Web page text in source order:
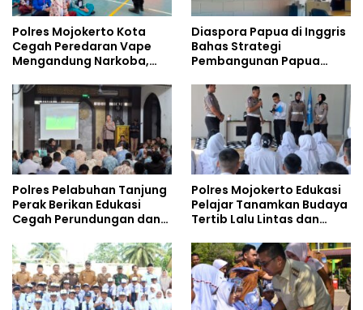
Polres Mojokerto Kota
Cegah Peredaran Vape
Mengandung Narkoba,
Kalangan Remaja
Diaspora Papua di Inggris
Bahas Strategi
Pembangunan Papua
Doktoral Internasional
Polres Pelabuhan Tanjung
Perak Berikan Edukasi
Cegah Perundungan dan
kepada Pelajar MPLS
Polres Mojokerto Edukasi
Pelajar Tanamkan Budaya
Tertib Lalu Lintas dan